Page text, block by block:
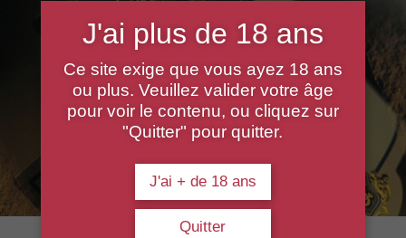
J'ai plus de 18 ans
Ce site exige que vous ayez 18 ans
ou plus. Veuillez valider votre âge
pour voir le contenu, ou cliquez sur
"Quitter" pour quitter.
J'ai + de 18 ans
Quitter